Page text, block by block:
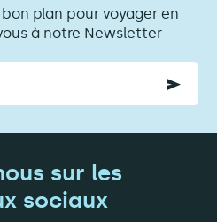
plan pour voyager en
à notre Newsletter
sur les
sociaux